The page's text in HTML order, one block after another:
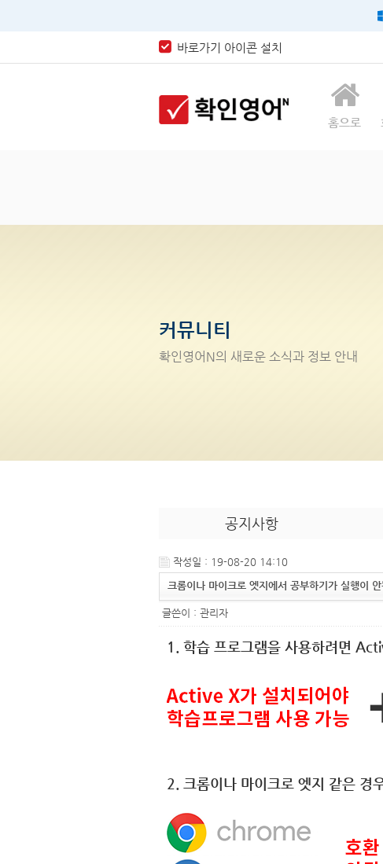
바로가기 아이콘 설치
홈으로
커뮤니티
확인영어 N의 새로운 소식과 정보 안내
공지사항
작성일 : 19-08-20 14:10
크롬이나 마이크로 엣지에서 공부하기가 실행이 안
글쓴이 : 관리자
1. 학습 프로그램을 사용하려면
2. 크롬이나 마이크로 엣지 같은 경